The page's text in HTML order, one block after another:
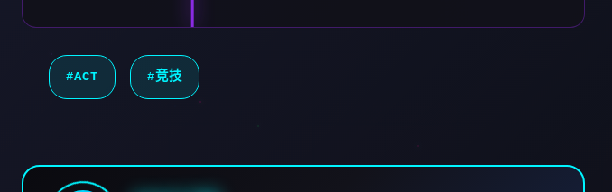
#ACT #竞技